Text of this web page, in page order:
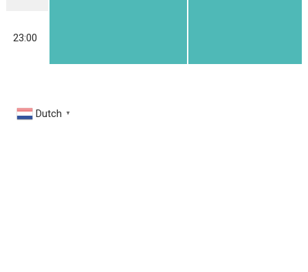
23:00
Dutch ▼